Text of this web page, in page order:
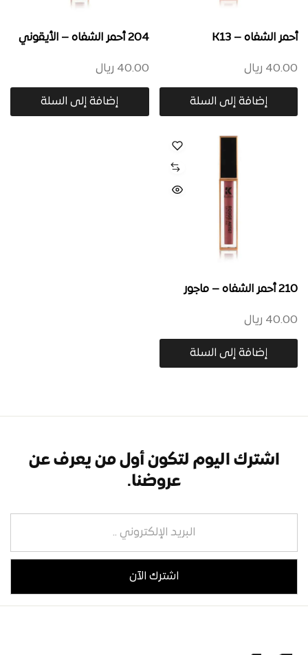
أحمر الشفاه – K13
40.00 ريال
إضافة إلى السلة
204 أحمر الشفاه – الأيقوني
40.00 ريال
إضافة إلى السلة
210 أحمر الشفاه – ماجور
40.00 ريال
إضافة إلى السلة
اشترك اليوم لتكون أول من يعرف عن
عروضنا.